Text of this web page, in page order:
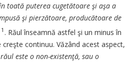
toată pu­­terea cugetătoare şi aşa a
şi pier­ză­toare, producătoare de
1 . Răul în­seam­nă astfel şi un minus în
conti­nuu. Văzând acest aspect,
răul este o non-existenţă, sau o